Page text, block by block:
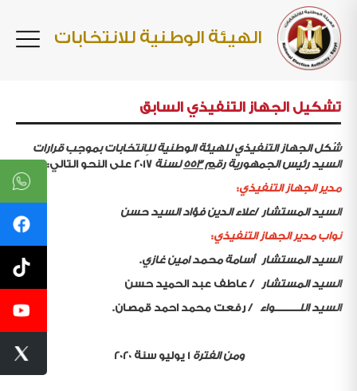
الهيئة الوطنية للانتخابات
تشكيل الجهاز التنفيذي السابق
شُكل الجهاز التنفيذي للهيئة الوطنية للِانتخابات بموجب قرارات
السيد رئيس الجمهورية رقم553 لسنة 2017 على النحو التالي:
مدير الجهاز التنفيذي:
السيد المستشار/علاء الدين فؤاد السيد حسن
نواب مدير الجهاز التنفيذي:
السيد المستشار أسامة محمد امين غازي.
السيد المستشار/ عاطف عبد الحميد حسن
السيد اللــــــــــواء/رفعت محمد احمد قمصان.
ومن الفترة 1 يوليو سنة2020